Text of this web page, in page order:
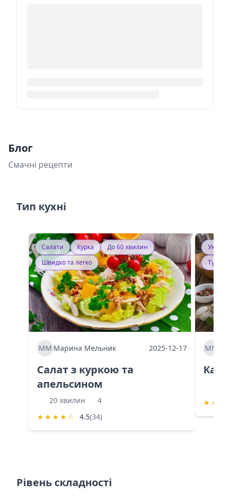
Блог
Смачні рецепти
Тип кухні
Салати Курка
До 60 хвилин
Швидко та легко
ММ Марина Мельник 2025-12-17
Салат з куркою та
апельсином
20 хвилин
4
★ ★ ★ ★ ☆ 4.5(34)
ММ
★ ★
Рівень складності